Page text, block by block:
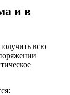
и в
всю